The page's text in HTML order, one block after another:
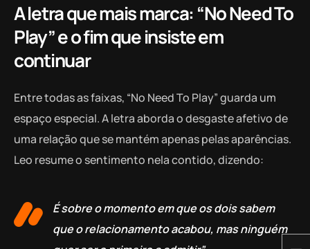
A letra que mais marca: “No Need To
Play” e o fim que insiste em
continuar
Entre todas as faixas, “No Need To Play” guarda um
espaço especial. A letra aborda o desgaste afetivo de
uma relação que se mantém apenas pelas aparências.
Leo resume o sentimento nela contido, dizendo:
É sobre o momento em que os dois sabem
que o relacionamento acabou, mas ninguém